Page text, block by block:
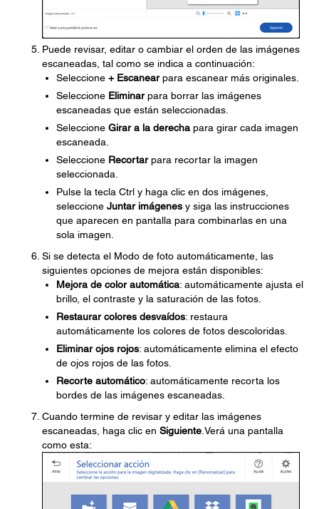
Puede revisar, editar o cambiar el orden de las imágenes
escaneadas, tal como se indica a continuación:
Seleccione + Escanearpara escanear más originales.
Seleccione Eliminarpara borrar las imágenes
escaneadas que están seleccionadas.
Seleccione Girar a la derecha para girar cada imagen
escaneada.
Seleccione Recortarpara recortar la imagen
seleccionada.
Pulse la tecla Ctrl y haga clic en dos imágenes,
seleccione Juntar imágenes y siga las instrucciones
que aparecen en pantalla para combinarlas en una
sola imagen.
Si se detecta el Modo de foto automáticamente, las
siguientes opciones de mejora están disponibles:
Mejora de color automática: automáticamente ajusta el
brillo, el contraste y la saturación de las fotos.
Restaurar colores desvaídos: restaura
automáticamente los colores de fotos descoloridas.
Eliminar ojos rojos: automáticamente elimina el efecto
de ojos rojos de las fotos.
Recorte automático: automáticamente recorta los
bordes de las imágenes escaneadas.
Cuando termine de revisar y editar las imágenes
escaneadas, haga clic en Siguiente .Verá una pantalla
como esta: